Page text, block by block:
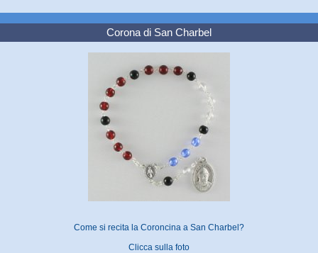
Corona di San Charbel
Come si recita la Coroncina a San Charbel?
Clicca sulla foto